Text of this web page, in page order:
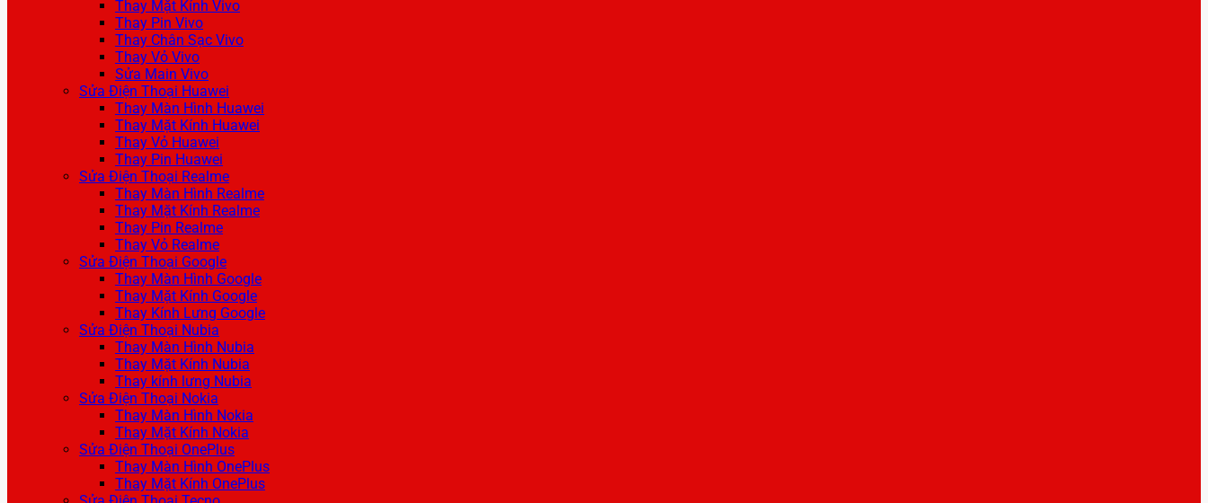
Thay Mặt Kính Vivo
Thay Pin Vivo
Thay Chân Sạc Vivo
Thay Vỏ Vivo
Sửa Main Vivo
Sửa Điện Thoại Huawei
Thay Màn Hình Huawei
Thay Mặt Kính Huawei
Thay Vỏ Huawei
Thay Pin Huawei
Sửa Điện Thoại Realme
Thay Màn Hình Realme
Thay Mặt Kính Realme
Thay Pin Realme
Thay Vỏ Realme
Sửa Điện Thoại Google
Thay Màn Hình Google
Thay Mặt Kính Google
Thay Kính Lưng Google
Sửa Điện Thoại Nubia
Thay Màn Hình Nubia
Thay Mặt Kính Nubia
Thay kính lưng Nubia
Sửa Điện Thoại Nokia
Thay Màn Hình Nokia
Thay Mặt Kính Nokia
Sửa Điện Thoại OnePlus
Thay Màn Hình OnePlus
Thay Mặt Kính OnePlus